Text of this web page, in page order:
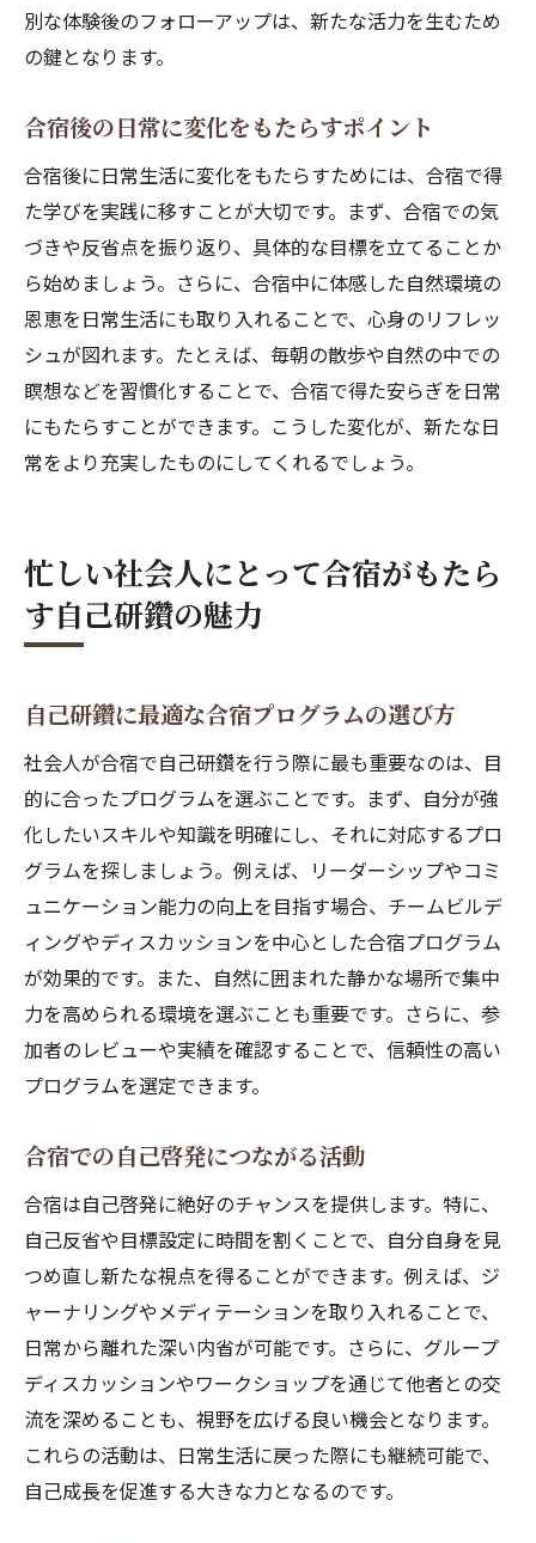
別な体験後のフォローアップは、新たな活力を生むため
の鍵となります。
合宿後の日常に変化をもたらすポイント
合宿後に日常生活に変化をもたらすためには、合宿で得
た学びを実践に移すことが大切です。まず、合宿での気
づきや反省点を振り返り、具体的な目標を立てることか
ら始めましょう。さらに、合宿中に体感した自然環境の
恩恵を日常生活にも取り入れることで、心身のリフレッ
シュが図れます。たとえば、毎朝の散歩や自然の中での
瞑想などを習慣化することで、合宿で得た安らぎを日常
にもたらすことができます。こうした変化が、新たな日
常をより充実したものにしてくれるでしょう。
忙しい社会人にとって合宿がもたら
す自己研鑽の魅力
自己研鑽に最適な合宿プログラムの選び方
社会人が合宿で自己研鑽を行う際に最も重要なのは、目
的に合ったプログラムを選ぶことです。まず、自分が強
化したいスキルや知識を明確にし、それに対応するプロ
グラムを探しましょう。例えば、リーダーシップやコミ
ュニケーション能力の向上を目指す場合、チームビルデ
ィングやディスカッションを中心とした合宿プログラム
が効果的です。また、自然に囲まれた静かな場所で集中
力を高められる環境を選ぶことも重要です。さらに、参
加者のレビューや実績を確認することで、信頼性の高い
プログラムを選定できます。
合宿での自己啓発につながる活動
合宿は自己啓発に絶好のチャンスを提供します。特に、
自己反省や目標設定に時間を割くことで、自分自身を見
つめ直し新たな視点を得ることができます。例えば、ジ
ャーナリングやメディテーションを取り入れることで、
日常から離れた深い内省が可能です。さらに、グループ
ディスカッションやワークショップを通じて他者との交
流を深めることも、視野を広げる良い機会となります。
これらの活動は、日常生活に戻った際にも継続可能で、
自己成長を促進する大きな力となるのです。